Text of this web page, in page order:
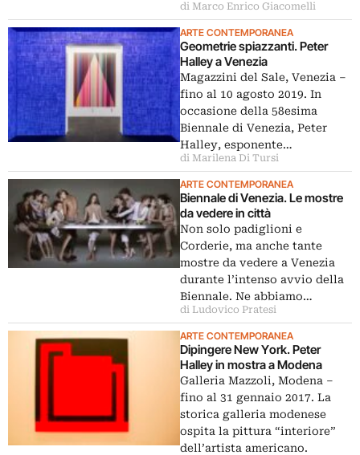
di Marco Enrico Giacomelli
ARTE CONTEMPORANEA
Geometrie spiazzanti. Peter
Halley a Venezia
Magazzini del Sale, Venezia ‒
fino al 10 agosto 2019. In
occasione della 58esima
Biennale di Venezia, Peter
Halley, esponente…
di Marilena Di Tursi
ARTE CONTEMPORANEA
Biennale di Venezia. Le mostre
da vedere in città
Non solo padiglioni e
Corderie, ma anche tante
mostre da vedere a Venezia
durante l’intenso avvio della
Biennale. Ne abbiamo…
di Ludovico Pratesi
ARTE CONTEMPORANEA
Dipingere New York. Peter
Halley in mostra a Modena
Galleria Mazzoli, Modena –
fino al 31 gennaio 2017. La
storica galleria modenese
ospita la pittura “interiore”
dell’artista americano.